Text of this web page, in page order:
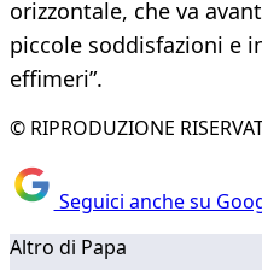
orizzontale, che va
piccole soddisfazioni e
effimeri”.
© RIPRODUZIONE
Seguici anche su
Altro di Papa